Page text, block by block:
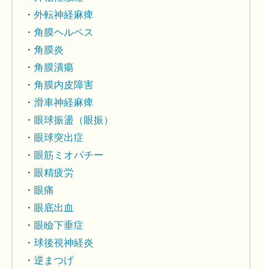
外転神経麻痺
角膜ヘルペス
角膜炎
角膜潰瘍
角膜内皮障害
滑車神経麻痺
眼球振盪（眼振）
眼球突出症
眼筋ミオパチー
眼精疲労
眼痛
眼底出血
眼瞼下垂症
球後視神経炎
逆まつげ